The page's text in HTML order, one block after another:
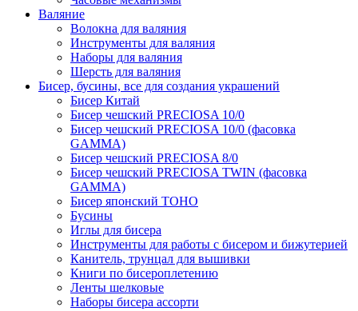
Валяние
Волокна для валяния
Инструменты для валяния
Наборы для валяния
Шерсть для валяния
Бисер, бусины, все для создания украшений
Бисер Китай
Бисер чешский PRECIOSA 10/0
Бисер чешский PRECIOSA 10/0 (фасовка
GAMMA)
Бисер чешский PRECIOSA 8/0
Бисер чешский PRECIOSA TWIN (фасовка
GAMMA)
Бисер японский TOHO
Бусины
Иглы для бисера
Инструменты для работы с бисером и бижутерией
Канитель, трунцал для вышивки
Книги по бисероплетению
Ленты шелковые
Наборы бисера ассорти